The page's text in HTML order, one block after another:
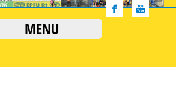
MENU